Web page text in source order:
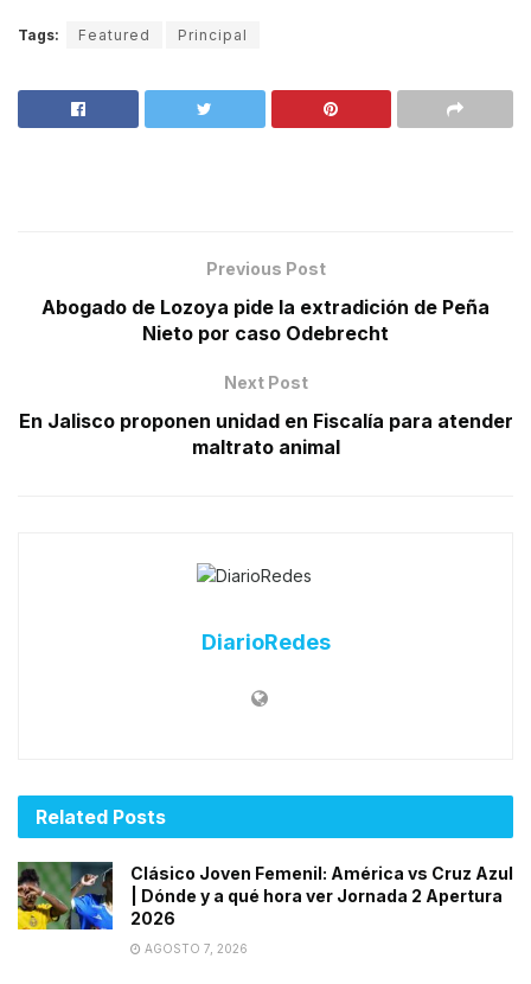
Tags: Featured Principal
Previous Post
Abogado de Lozoya pide la extradición de Peña
Nieto por caso Odebrecht
Next Post
En Jalisco proponen unidad en Fiscalía para atender
maltrato animal
DiarioRedes
Related Posts
Clásico Joven Femenil: América vs Cruz Azul
| Dónde y a qué hora ver Jornada 2 Apertura
2026
AGOSTO 7, 2026